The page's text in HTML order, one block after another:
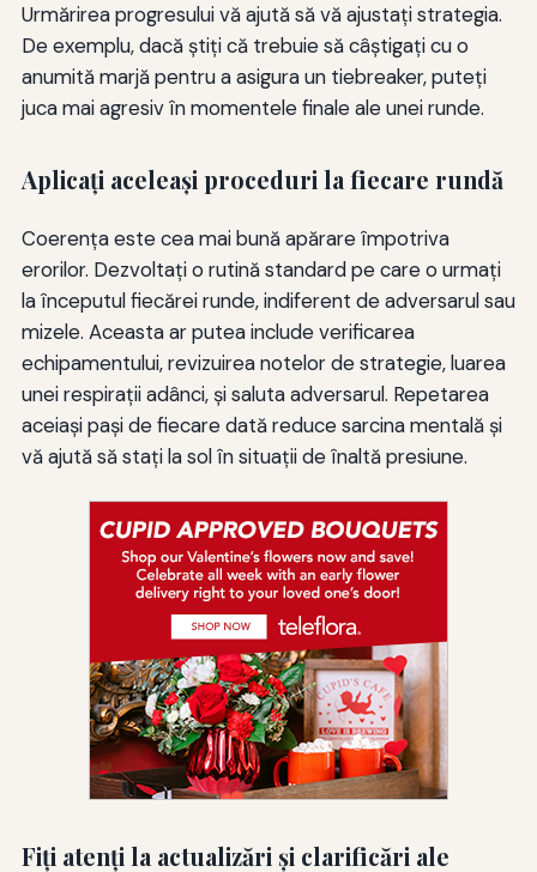
Urmărirea progresului vă ajută să vă ajustați strategia.
De exemplu, dacă știți că trebuie să câștigați cu o
anumită marjă pentru a asigura un tiebreaker, puteți
juca mai agresiv în momentele finale ale unei runde.
Aplicaţi aceleaşi proceduri la fiecare rundă
Coerența este cea mai bună apărare împotriva
erorilor. Dezvoltați o rutină standard pe care o urmați
la începutul fiecărei runde, indiferent de adversarul sau
mizele. Aceasta ar putea include verificarea
echipamentului, revizuirea notelor de strategie, luarea
unei respirații adânci, și saluta adversarul. Repetarea
aceiași pași de fiecare dată reduce sarcina mentală și
vă ajută să stați la sol în situații de înaltă presiune.
Fiţi atenţi la actualizări şi clarificări ale